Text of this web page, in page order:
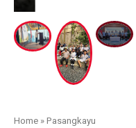
Home »Pasangkayu